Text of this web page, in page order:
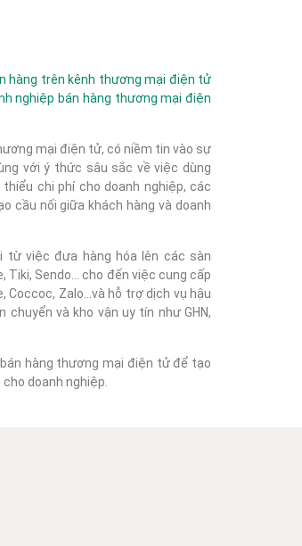
hàng trên kênh thương mại điện tử
nghiệp bán hàng thương mại điện
mại điện tử, có niềm tin vào sự
với ý thức sâu sắc về việc dùng
chi phí cho doanh nghiệp, các
cầu nối giữa khách hàng và doanh
từ việc đưa hàng hóa lên các sàn
Sendo... cho đến việc cung cấp
Coccoc, Zalo...và hỗ trợ dịch vụ hậu
và kho vận uy tín như GHN,
hàng thương mại điện tử để tạo
doanh nghiệp.